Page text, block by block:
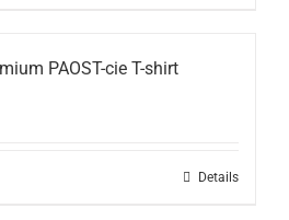
PAOST-cie T-shirt
Details